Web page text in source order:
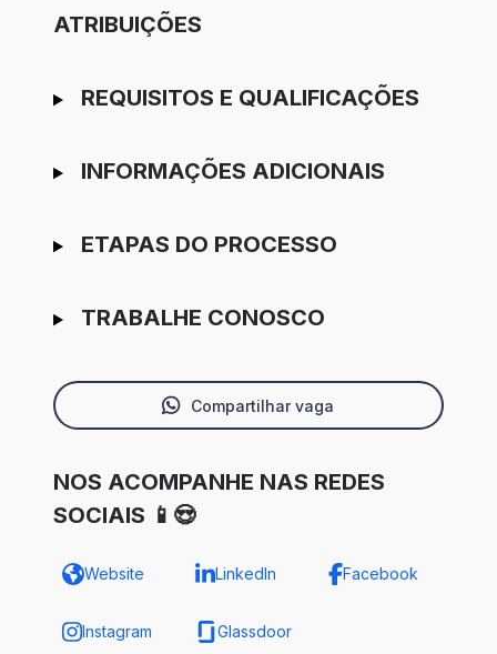
ATRIBUIÇÕES
REQUISITOS E QUALIFICAÇÕES
INFORMAÇÕES ADICIONAIS
ETAPAS DO PROCESSO
TRABALHE CONOSCO
Compartilhar vaga
NOS ACOMPANHE NAS REDES
SOCIAIS 📱😍
Website LinkedIn Facebook
Instagram Glassdoor